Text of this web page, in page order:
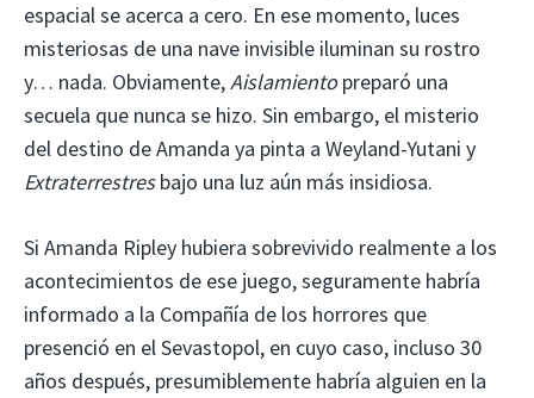
espacial se acerca a cero. En ese momento, luces
misteriosas de una nave invisible iluminan su rostro
y… nada. Obviamente,Aislamientopreparó una
secuela que nunca se hizo. Sin embargo, el misterio
del destino de Amanda ya pinta a Weyland-Yutani y
Extraterrestresbajo una luz aún más insidiosa.
Si Amanda Ripley hubiera sobrevivido realmente a los
acontecimientos de ese juego, seguramente habría
informado a la Compañía de los horrores que
presenció en el Sevastopol, en cuyo caso, incluso 30
años después, presumiblemente habría alguien en la